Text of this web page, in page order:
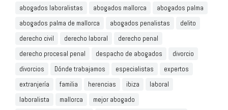
abogados laboralistas
abogados mallorca
abogados palma
abogados palma de mallorca
abogados penalistas
delito
derecho civil
derecho laboral
derecho penal
derecho procesal penal
despacho de abogados
divorcio
divorcios
Dónde trabajamos especialistas
expertos
extranjería
familia herencias ibiza
laboral
laboralista
mallorca
mejor abogado